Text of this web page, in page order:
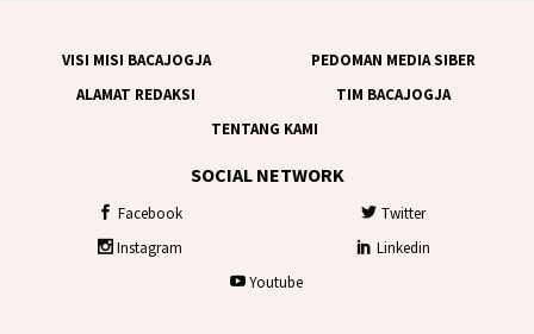
VISI MISI BACAJOGJA
PEDOMAN MEDIA SIBER
ALAMAT REDAKSI
TIM BACAJOGJA
TENTANG KAMI
SOCIAL NETWORK
Facebook
Twitter
Instagram
Linkedin
Youtube